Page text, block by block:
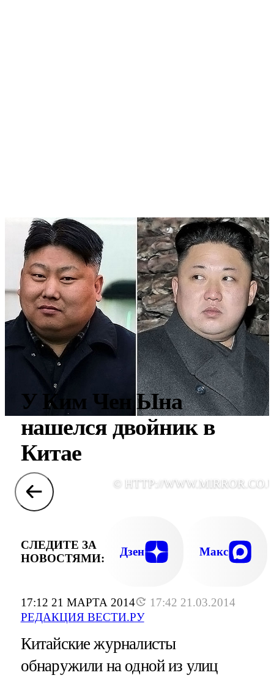
17:12 21 МАРТА 2014
17:42 21.03.2014
РЕДАКЦИЯ ВЕСТИ.РУ
У Ким Чен Ына
нашелся двойник в
Китае
© HTTP://
СЛЕДИТЕ ЗА
НОВОСТЯМИ:
Дзен Макс
Китайские журналисты
обнаружили на одной из улиц